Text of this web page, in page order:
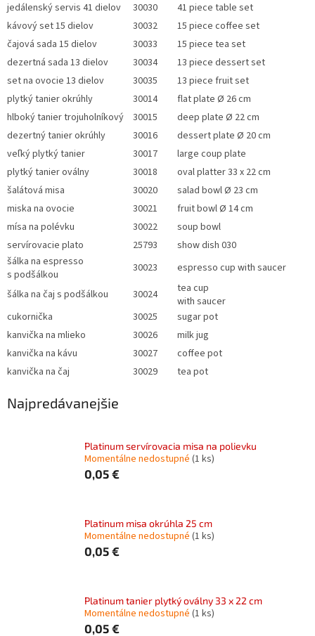
jedálenský servis 41 dielov
30030
41 piece table set
kávový set 15 dielov
30032
15 piece coffee set
čajová sada 15 dielov
30033
15 piece tea set
dezertná sada 13 dielov
30034
13 piece dessert set
set na ovocie 13 dielov
30035
13 piece fruit set
plytký tanier okrúhly
30014
flat plate Ø 26 cm
hlboký tanier trojuholníkový
30015
deep plate Ø 22 cm
dezertný tanier okrúhly
30016
dessert plate Ø 20 cm
veľký plytký tanier
30017
large coup plate
plytký tanier oválny
30018
oval platter 33 x 22 cm
šalátová misa
30020
salad bowl Ø 23 cm
miska na ovocie
30021 fruit bowlØ 14 cm
mísa na polévku
30022
soup bowl
servírovacie plato
25793
show dish 030
šálka na espresso
s podšálkou
30023
espresso cup with saucer
šálka na čaj s podšálkou
30024
tea cup
with saucer
cukornička
30025
sugar pot
kanvička na mlieko
30026
milk jug
kanvička na kávu
30027
coffee pot
kanvička na čaj
30029 tea pot
Najpredávanejšie
Platinum servírovacia misa na polievku
Momentálne nedostupné (1 ks)
0,05 €
Platinum misa okrúhla 25 cm
Momentálne nedostupné (1 ks)
0,05 €
Platinum tanier plytký oválny 33 x 22 cm
Momentálne nedostupné (1 ks)
0,05 €